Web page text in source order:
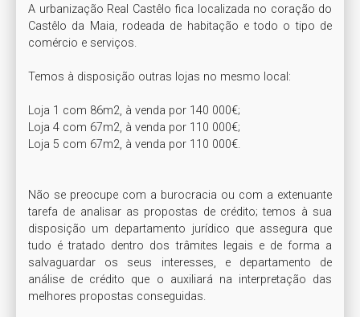
A urbanização Real Castêlo fica localizada no coração do
Castêlo da Maia, rodeada de habitação e todo o tipo de
comércio e serviços.
Temos à disposição outras lojas no mesmo local:
Loja 1 com 86m2, à venda por 140 000€;
Loja 4 com 67m2, à venda por 110 000€;
Loja 5 com 67m2, à venda por 110 000€.
Não se preocupe com a burocracia ou com a extenuante
tarefa de analisar as propostas de crédito; temos à sua
disposição um departamento jurídico que assegura que
tudo é tratado dentro dos trâmites legais e de forma a
salvaguardar os seus interesses, e departamento de
análise de crédito que o auxiliará na interpretação das
melhores propostas conseguidas.